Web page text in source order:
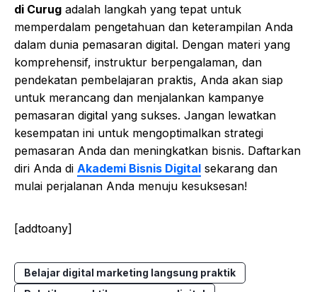
di Curug adalah langkah yang tepat untuk
memperdalam pengetahuan dan keterampilan Anda
dalam dunia pemasaran digital. Dengan materi yang
komprehensif, instruktur berpengalaman, dan
pendekatan pembelajaran praktis, Anda akan siap
untuk merancang dan menjalankan kampanye
pemasaran digital yang sukses. Jangan lewatkan
kesempatan ini untuk mengoptimalkan strategi
pemasaran Anda dan meningkatkan bisnis. Daftarkan
diri Anda di Akademi Bisnis Digital sekarang dan
mulai perjalanan Anda menuju kesuksesan!
[addtoany]
Belajar digital marketing langsung praktik